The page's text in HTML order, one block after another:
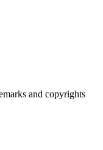
and copyrights